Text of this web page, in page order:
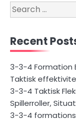
Search
for:
Recent
3-3-4 Formation
Taktisk
3-3-4 Taktisk
Spillerroller,
3-3-4